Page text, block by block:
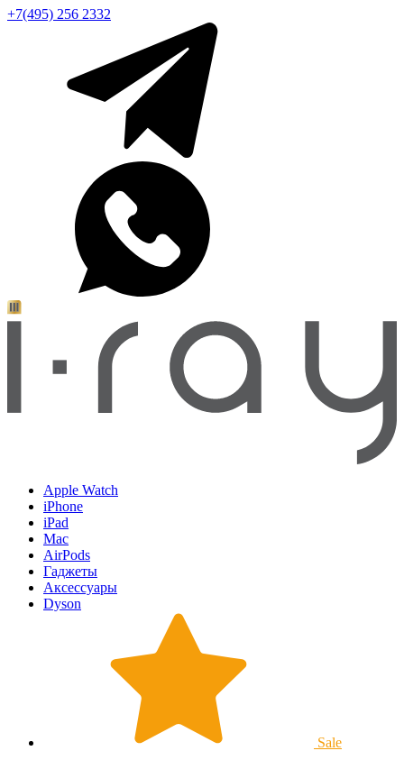
+7(495) 256 2332
Apple Watch
iPhone
iPad
Mac
AirPods
Гаджеты
Аксессуары
Dyson
Sale